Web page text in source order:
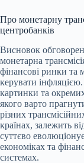
Про монетарну
центробанків
Висновок
монетарна
фінансові ринки та
керувати
картинки та окремих
якого варто
різних
країнах, залежить
суттєво
економіках та
системах.